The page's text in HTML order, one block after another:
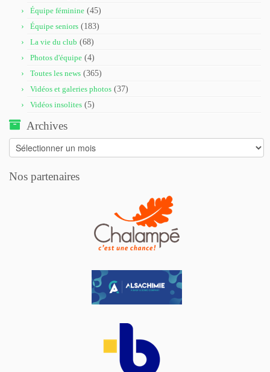
Équipe féminine (45)
Équipe seniors (183)
La vie du club (68)
Photos d'équipe (4)
Toutes les news (365)
Vidéos et galeries photos (37)
Vidéos insolites (5)
Archives
Archives
Nos partenaires